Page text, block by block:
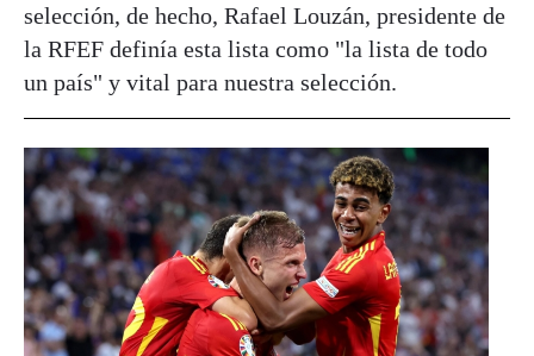
selección, de hecho, Rafael Louzán, presidente de
la RFEF definía esta lista como "la lista de todo
un país" y vital para nuestra selección.